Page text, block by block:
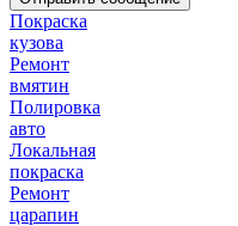
Покраска
кузова
Ремонт
вмятин
Полировка
авто
Локальная
покраска
Ремонт
царапин